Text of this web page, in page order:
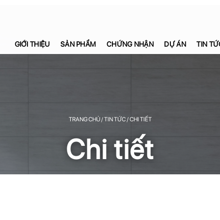
GIỚI THIỆU SẢN PHẨM CHỨNG NHẬN DỰ ÁN TIN
TRANG CHỦ / TIN TỨC / CHI TIẾT
Chi tiết